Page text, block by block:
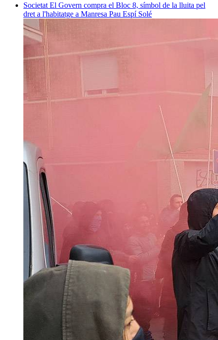
Societat El Govern compra el Bloc 8, símbol de la lluita pel
dret a l'habitatge a Manresa Pau Espí Solé